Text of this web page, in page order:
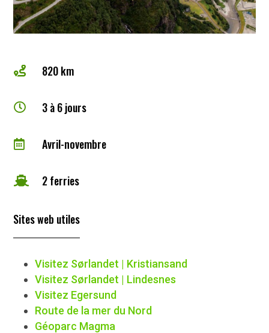
 820 km
 3 à 6 jours
 Avril-novembre
 2 ferries
Sites web utiles
Visitez Sørlandet | Kristiansand
Visitez Sørlandet | Lindesnes
Visitez Egersund
Route de la mer du Nord
Géoparc Magma